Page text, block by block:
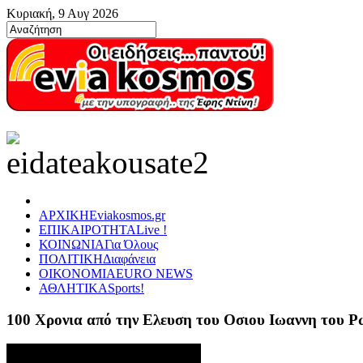
Κυριακή, 9 Αυγ 2026
ΑΡΧΙΚΗEviakosmos.gr
ΕΠΙΚΑΙΡΟΤΗΤΑLive !
ΚΟΙΝΩΝΙΑΓια Όλους
ΠΟΛΙΤΙΚΗΔιαφάνεια
ΟΙΚΟΝΟΜΙΑEURO NEWS
ΑΘΛΗΤΙΚΑSports!
100 Χρονια από την Ελευση του Οσιου Ιωαννη του